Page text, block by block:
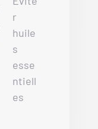
r
huile
s
esse
ntiell
es